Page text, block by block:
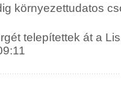
környezettudatos
telepítettek át a